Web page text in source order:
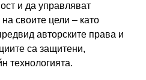
и да управляват
своите цели – като
авторските права и
са защитени,
технологията.